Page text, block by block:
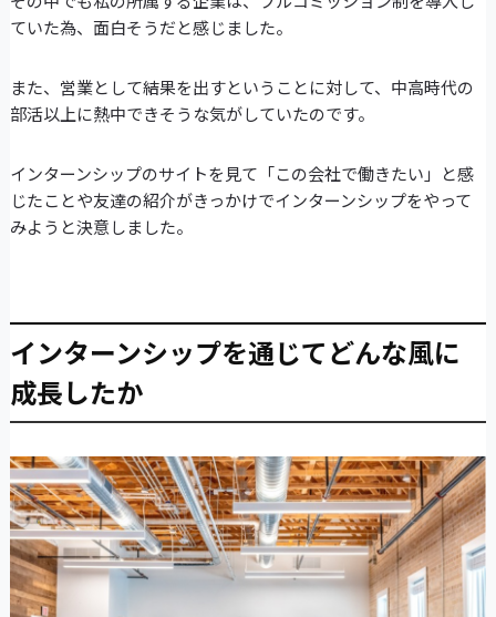
ていた為、面白そうだと感じました。
また、営業として結果を出すということに対して、中高時代の
部活以上に熱中できそうな気がしていたのです。
インターンシップのサイトを見て「この会社で働きたい」と感
じたことや友達の紹介がきっかけでインターンシップをやって
みようと決意しました。
インターンシップを通じてどんな風に
成長したか